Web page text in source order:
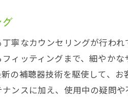
宮市で最先端の補聴器を試そう
ンター尾西の個別カウンセ
別カウンセリングの重要性
こえに関する詳細なヒアリング
門スタッフによる適切なアドバ
寧なカウンセリングが行わ
ィッティングまで、細やか
の補聴器技術を駆使して、
ンスに加え、使用中の疑問